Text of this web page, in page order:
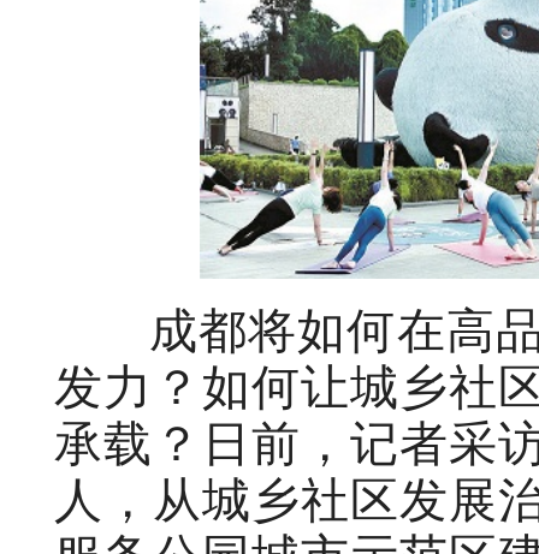
成都将如何在高品
发力？如何让城乡社
承载？日前，记者采
人，从城乡社区发展